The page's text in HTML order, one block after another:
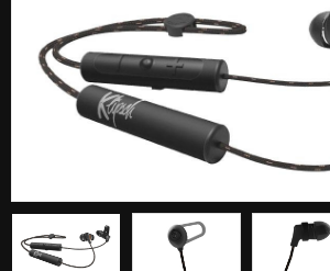
Loa Sub
Sound Bar
Hỗ trợ